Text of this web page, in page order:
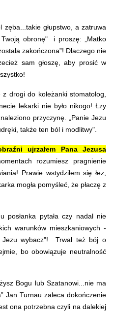
głupstwo, a zatruwa
Twoją obronę" i proszę: „Matko
zakończona”! Dlaczego nie
sam głoszę, aby prosić w
drogi do koleżanki stomatolog,
lekarki nie było nikogo! Łzy
przyczynę. „Panie Jezu
także ten ból i modlitwy".
ujrzałem Pana Jezusa
rozumiesz pragnienie
Prawie wstydziłem się łez,
mogła pomyśleć, że płaczę z
pytała czy nadal nie
warunków mieszkaniowych -
Jezu wybacz"! Trwał też bój o
bo obowiązuje neutralność
Bogu lub Szatanowi...nie ma
Jan Turnau zaleca dokończenie
ona potrzebna czyli na dalekiej